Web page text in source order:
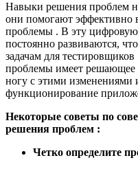
Навыки решения проблем
они помогают эффективно
проблемы . В эту
постоянно развиваются,
задачам для
проблемы имеет решающее
ногу с этими изменениями
функционирование
Некоторые советы по
решения проблем :
Четко определите